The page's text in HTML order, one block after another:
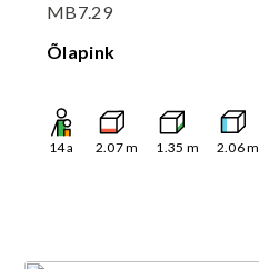
MB7.29
Õlapink
14a 2.07m 1.35 m 2.06m